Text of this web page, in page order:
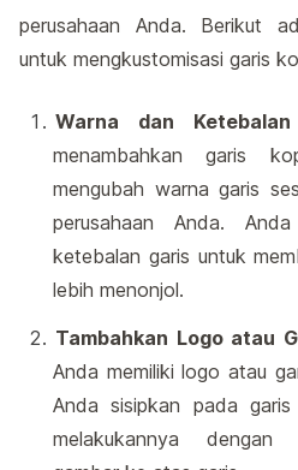
perusahaan Anda. Berikut
untuk mengkustomisasi garis
Warna dan
menambahkan garis
mengubah warna garis
perusahaan Anda.
ketebalan garis untuk
lebih menonjol.
Tambahkan Logo atau
Anda memiliki logo atau
Anda sisipkan pada
melakukannya dengan